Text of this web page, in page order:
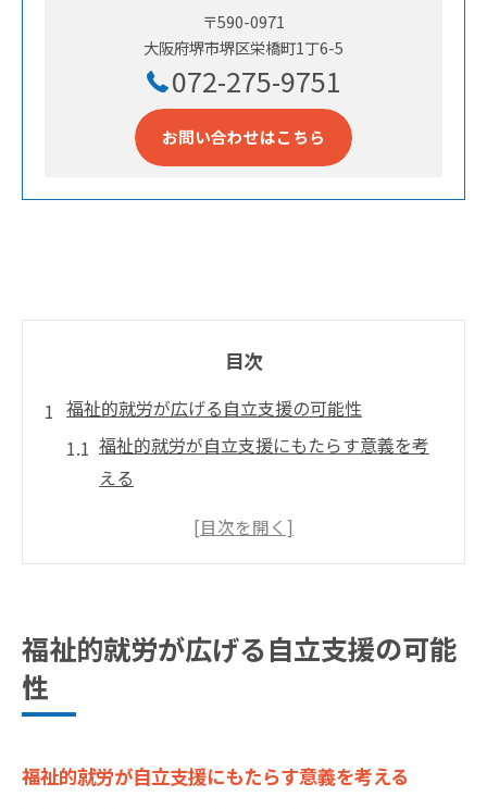
〒590-0971
大阪府堺市堺区栄橋町1丁6-5
072-275-9751
お問い合わせはこちら
目次
福祉的就労が広げる自立支援の可能性
福祉的就労が自立支援にもたらす意義を考
える
大阪府堺市で注目される福祉的就労の現状
障がい者の自立に福祉的就労が果たす役割
大阪府堺市で選ぶ就労支援の新たな一歩
福祉的就労が広げる自立支援の可能
性
福祉的就労が自立支援にもたらす意義を考える